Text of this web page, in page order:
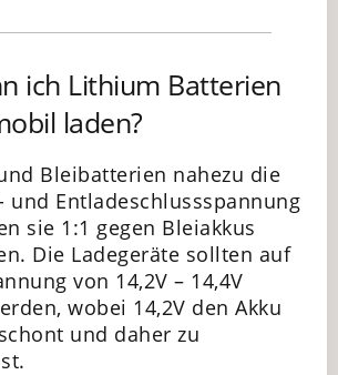
ich Lithium Batterien
laden?
Bleibatterien nahezu die
und Entladeschlussspannung
sie 1:1 gegen Bleiakkus
Die Ladegeräte sollten auf
von 14,2V – 14,4V
wobei 14,2V den Akku
und daher zu